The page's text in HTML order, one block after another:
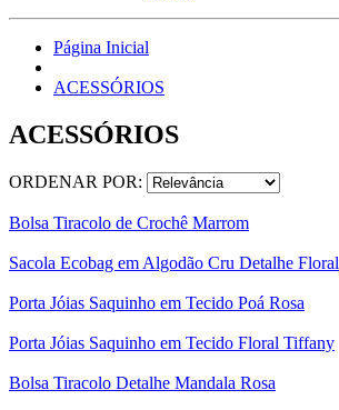
Página Inicial
ACESSÓRIOS
ACESSÓRIOS
ORDENAR POR:
Bolsa Tiracolo de Crochê Marrom
Sacola Ecobag em Algodão Cru Detalhe Floral
Porta Jóias Saquinho em Tecido Poá Rosa
Porta Jóias Saquinho em Tecido Floral Tiffany
Bolsa Tiracolo Detalhe Mandala Rosa